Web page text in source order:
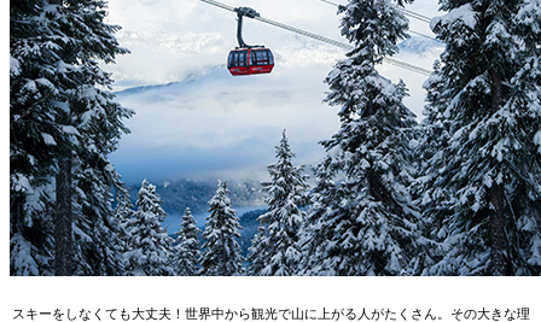
︎スキーをしなくても大丈夫！世界中から観光で山に上がる人がたくさん。その大きな理